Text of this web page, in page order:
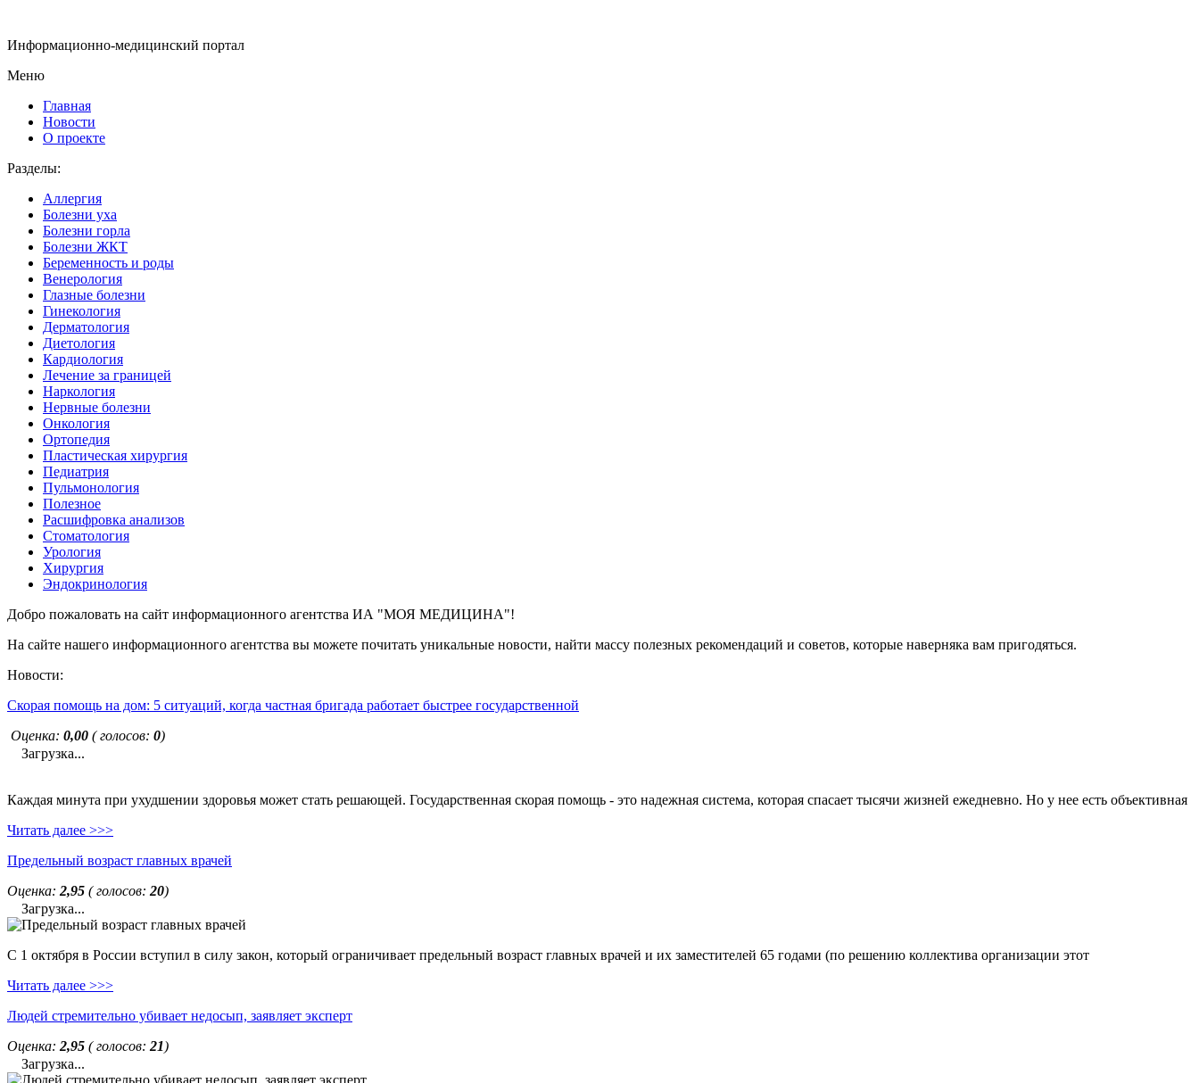
Информационно-медицинский портал
Меню
Главная
Новости
О проекте
Разделы:
Аллергия
Болезни уха
Болезни горла
Болезни ЖКТ
Беременность и роды
Венерология
Глазные болезни
Гинекология
Дерматология
Диетология
Кардиология
Лечение за границей
Наркология
Нервные болезни
Онкология
Ортопедия
Пластическая хирургия
Педиатрия
Пульмонология
Полезное
Расшифровка анализов
Стоматология
Урология
Хирургия
Эндокринология
Добро пожаловать на сайт информационного агентства ИА "МОЯ МЕДИЦИНА"!
На сайте нашего информационного агентства вы можете почитать уникальные новости, найти массу полезных рекомендаций и советов, которые наверняка вам пригодяться.
Новости:
Скорая помощь на дом: 5 ситуаций, когда частная бригада работает быстрее государственной
Оценка: 0,00 ( голосов: 0)
Загрузка...
Каждая минута при ухудшении здоровья может стать решающей. Государственная скорая помощь - это надежная система, которая спасает тысячи жизней ежедневно. Но у нее есть объективная
Читать далее >>>
Предельный возраст главных врачей
Оценка: 2,95 ( голосов: 20)
Загрузка...
С 1 октября в России вступил в силу закон, который ограничивает предельный возраст главных врачей и их заместителей 65 годами (по решению коллектива организации этот
Читать далее >>>
Людей стремительно убивает недосып, заявляет эксперт
Оценка: 2,95 ( голосов: 21)
Загрузка...